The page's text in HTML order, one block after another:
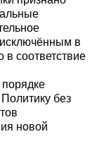
в
в соответствие
без
новой